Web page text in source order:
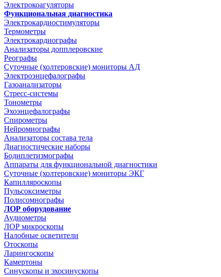
Электрокоагуляторы
Функциональная диагностика
Электрокардиостимуляторы
Термометры
Электрокардиографы
Анализаторы допплеровские
Реографы
Суточные (холтеровские) мониторы АД
Электроэнцефалографы
Газоанализаторы
Стресс-системы
Тонометры
Эхоэнцефалографы
Спирометры
Нейромиографы
Анализаторы состава тела
Диагностические наборы
Бодиплетизмографы
Аппараты для функциональной диагностики
Суточные (холтеровские) мониторы ЭКГ
Капилляроскопы
Пульсоксиметры
Полисомнографы
ЛОР оборудование
Аудиометры
ЛОР микроскопы
Налобные осветители
Отоскопы
Ларингоскопы
Камертоны
Синускопы и эхосинускопы